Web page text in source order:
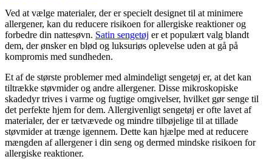
Ved at vælge materialer, der er specielt designet til at minimere
allergener, kan du reducere risikoen for allergiske reaktioner og
forbedre din nattesøvn. Satin sengetøj er et populært valg blandt
dem, der ønsker en blød og luksuriøs oplevelse uden at gå på
kompromis med sundheden.
Et af de største problemer med almindeligt sengetøj er, at det kan
tiltrække støvmider og andre allergener. Disse mikroskopiske
skadedyr trives i varme og fugtige omgivelser, hvilket gør senge til
det perfekte hjem for dem. Allergivenligt sengetøj er ofte lavet af
materialer, der er tætvævede og mindre tilbøjelige til at tillade
støvmider at trænge igennem. Dette kan hjælpe med at reducere
mængden af allergener i din seng og dermed mindske risikoen for
allergiske reaktioner.